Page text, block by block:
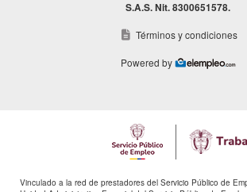
S.A.S. Nit. 8300651578.
Términos y condiciones
Powered by
Vinculado a la red de prestadores del Servicio Público de